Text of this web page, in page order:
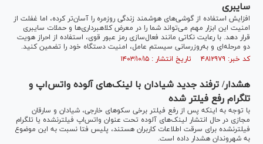
سایبری
افزایش استفاده از گوشی‌های هوشمند زندگی روزمره را آسان‌تر کرده، اما غفلت از
امنیت این ابزار مهم می‌تواند شما را در معرض کلاهبرداری‌ها و حملات سایبری
قرار دهد. با رعایت نکاتی مانند فعال‌سازی رمز عبور قوی، استفاده از احراز هویت
دو مرحله‌ای و به‌روزرسانی سیستم عامل، امنیت دستگاه خود را تضمین کنید.
کد خبر: ۴۸۱۲۹۷۹ تاریخ انتشار : ۱۴۰۳/۱۰/۱۵
هشدار/ ترفند جدید شیادان با لینک‌های آلوده واتس‌اپ و
تلگرام رفع فیلتر شده
با توجه به اینکه پس از رفع فیلتر برخی سکو‌های خارجی، شیادان و سارقان
مجازی در حال انتشار لینک‌های آلوده تحت عنوان واتس‌اپ فیلترنشده یا تلگرام
فیلترنشده برای سرقت اطلاعات کاربران هستند، پلیس فتا نسبت به این موضوع
به شهروندان هشدار داده است.